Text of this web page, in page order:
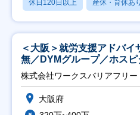
休日120日以上 産休・育休あり
＜大阪＞就労支援アドバ
無／DYMグループ／ホス
日祝】
株式会社ワークスバリアフリー
大阪府